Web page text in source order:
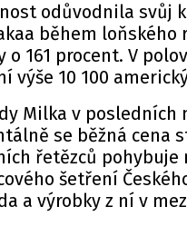
odůvodnila svůj
během
o 161 procent. V
výše 10 100
Milka v posledních
se běžná cena
řetězců pohybuje
šetření
a výrobky z ní v